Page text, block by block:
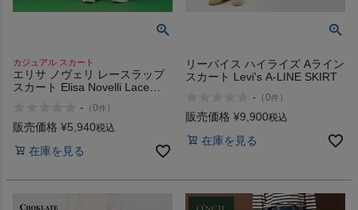
カジュアル スカート
エリサ ノヴェリ レースラップ
スカート Elisa Novelli Lace
- （0件 ）
販売価格 ¥5,940税込
在庫を見る
リーバイス ハイライズ Aライン
スカート Levi's A-LINE SKIRT
- （0件 ）
販売価格 ¥9,900税込
在庫を見る